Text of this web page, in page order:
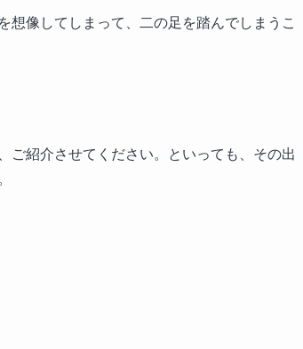
想像してしまって、二の足を踏んでしまうこ
ご紹介させてください。といっても、その出